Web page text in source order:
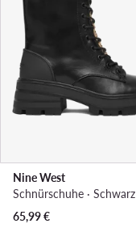
Nine West
Schnürschuhe · Schwarz
65,99€